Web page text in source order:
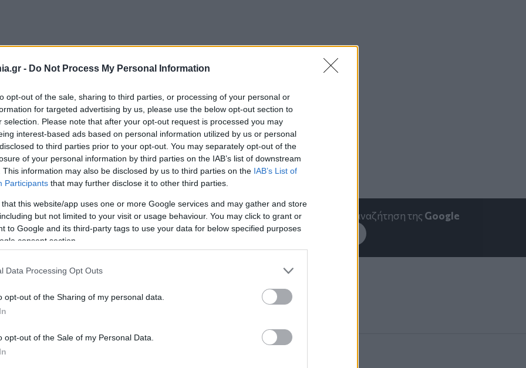
- Do Not Process My Personal Information
opt-out of the sale, sharing to third parties, or processing of your personal or
for targeted advertising by us, please use the below opt-out section to
selection. Please note that after your opt-out request is processed you may
interest-based ads based on personal information utilized by us or personal
to third parties prior to your opt-out. You may separately opt-out of the
of your personal information by third parties on the IAB’s list of downstream
This information may also be disclosed by us to third parties on the IAB’s List of
Participants that may further disclose it to other third parties.
that this website/app uses one or more Google services and may gather and store
but not limited to your visit or usage behaviour. You may click to grant or
to Google and its third-party tags to use your data for below specified purposes
consent section.
Data Processing Opt Outs
opt-out of the Sharing of my personal data.
opt-out of the Sale of my Personal Data.
Κάνε κλικ και δες περισσότεροemakedonia.gr στην αναζήτηση της Google
Πρόσθεσέ το στην
ΔΙΕΘΝΗ